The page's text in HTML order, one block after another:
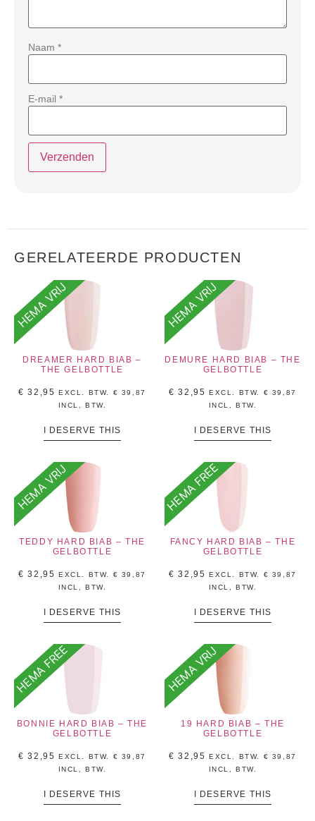
Naam *
E-mail *
GERELATEERDE PRODUCTEN
HEMA VRIJ
DREAMER HARD BIAB –
THE GELBOTTLE
€ 32,95 EXCL. BTW. € 39,87
INCL, BTW.
I DESERVE THIS
HEMA VRIJ
DEMURE HARD BIAB – THE
GELBOTTLE
€ 32,95 EXCL. BTW. € 39,87
INCL, BTW.
I DESERVE THIS
HEMA VRIJ
TEDDY HARD BIAB – THE
GELBOTTLE
€ 32,95 EXCL. BTW. € 39,87
INCL, BTW.
I DESERVE THIS
HEMA FREE
FANCY HARD BIAB – THE
GELBOTTLE
€ 32,95 EXCL. BTW. € 39,87
INCL, BTW.
I DESERVE THIS
HEMA FREE
BONNIE HARD BIAB – THE
GELBOTTLE
€ 32,95 EXCL. BTW. € 39,87
INCL, BTW.
I DESERVE THIS
HEMA VRIJ
19 HARD BIAB – THE
GELBOTTLE
€ 32,95 EXCL. BTW. € 39,87
INCL, BTW.
I DESERVE THIS